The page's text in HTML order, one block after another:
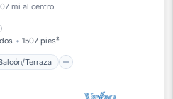
mi al centro
)
1507 pies²
Terraza
Balcón/Terraza